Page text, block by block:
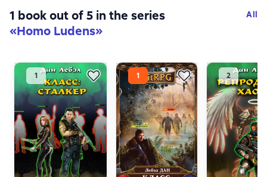
1 book out of 5 in the series
«Homo Ludens»
All